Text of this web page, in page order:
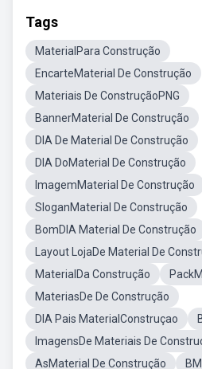
Tags
MaterialPara Construção
EncarteMaterial De Construção
Materiais De ConstruçãoPNG
BannerMaterial De Construção
DIA De Material De Construção
DIA DoMaterial De Construção
ImagemMaterial De Construção
SloganMaterial De Construção
BomDIA Material De Construção
Layout LojaDe Material De
MaterialDa Construção
MateriasDe De Construção
DIA Pais MaterialConstruçao
ImagensDe Materiais De
AsMaterial De Construção